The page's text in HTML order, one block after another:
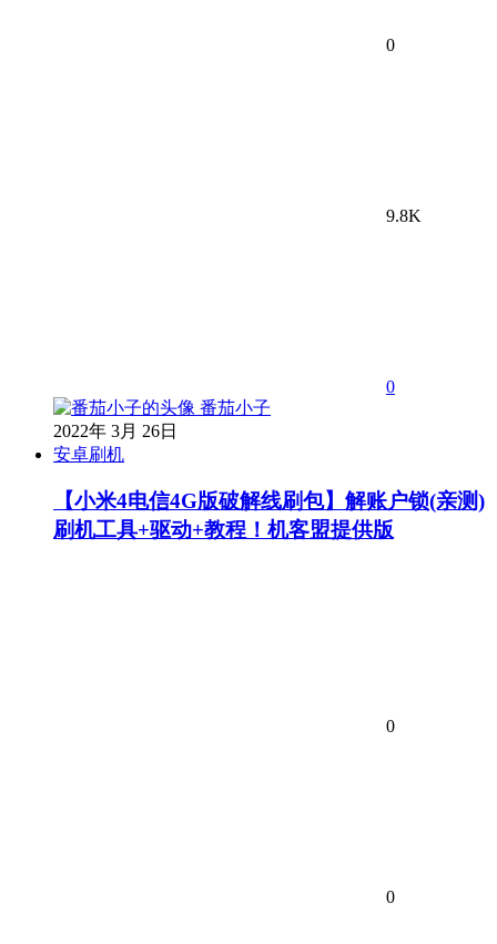
0
9.8K
0
番茄小子
2022年 3月 26日
安卓刷机
【小米4电信4G版破解线刷包】解账户锁(亲测)
刷机工具+驱动+教程！机客盟提供版
0
0